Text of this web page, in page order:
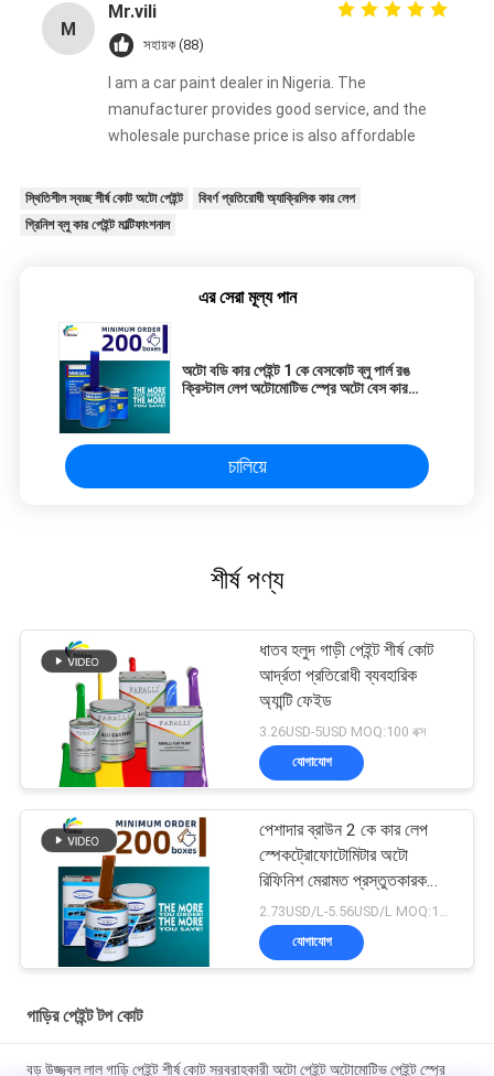
M
Mr.vili
সহায়ক (88)
I am a car paint dealer in Nigeria. The
manufacturer provides good service, and the
wholesale purchase price is also affordable
স্থিতিশীল স্বচ্ছ শীর্ষ কোট অটো পেইন্ট
বিবর্ণ প্রতিরোধী অ্যাক্রিলিক কার লেপ
গ্রিনিশ ব্লু কার পেইন্ট মাল্টিফাংশনাল
এর সেরা মূল্য পান
অটো বডি কার পেইন্ট 1 কে বেসকোট ব্লু পার্ল রঙ
ক্রিস্টাল লেপ অটোমোটিভ স্প্রে অটো বেস কার
চালিয়ে
শীর্ষ পণ্য
ধাতব হলুদ গাড়ী পেইন্ট শীর্ষ কোট
আর্দ্রতা প্রতিরোধী ব্যবহারিক
অ্যান্টি ফেইড
3.26USD-5USD MOQ:100 বক্স
যোগাযোগ
পেশাদার ব্রাউন 2 কে কার লেপ
স্পেকট্রোফোটোমিটার অটো
রিফিনিশ মেরামত প্রস্তুতকারক
অটোমোবাইল গাড়ি পেইন্টিং
যোগাযোগ
গাড়ির পেইন্ট টপ কোট
বড় উজ্জ্বল লাল গাড়ি পেইন্ট শীর্ষ কোট সরবরাহকারী অটো পেইন্ট অটোমোটিভ পেইন্ট স্প্রে